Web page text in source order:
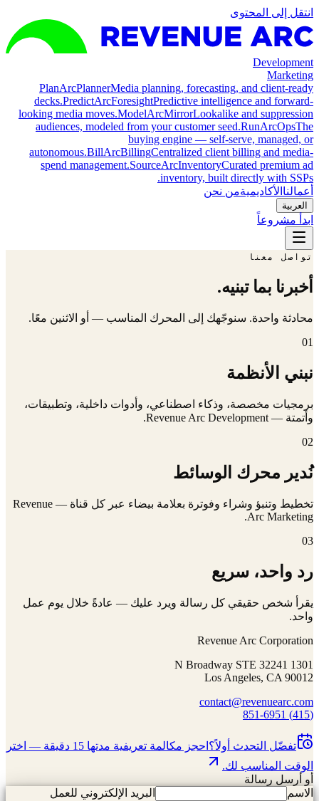
انتقل إلى المحتوى
Development
Marketing
PlanArcPlannerMedia planning, forecasting, and client-ready
decks.PredictArcForesightPredictive intelligence and forward-
looking media moves.ModelArcMirrorLookalike and suppression
audiences, modeled from your customer seed.RunArcOpsThe
buying engine — self-serve, managed, or
autonomous.BillArcBillingCentralized client billing and media-
spend management.SourceArcInventoryCurated premium ad
inventory, built directly with SSPs.
أعمالناالأكاديميةمن نحن
العربية
ابدأ مشروعاً
تواصل معنا
أخبرنا بما تبنيه.
محادثة واحدة. سنوجّهك إلى المحرك المناسب — أو الاثنين معًا.
01
نبني الأنظمة
برمجيات مخصصة، وذكاء اصطناعي، وأدوات داخلية، وتطبيقات،
وأتمتة — Revenue Arc Development.
02
نُدير محرك الوسائط
تخطيط وتنبؤ وشراء وفوترة بعلامة بيضاء عبر كل قناة — Revenue
Arc Marketing.
03
رد واحد، سريع
يقرأ شخص حقيقي كل رسالة ويرد عليك — عادةً خلال يوم عمل
واحد.
Revenue Arc Corporation
1301 N Broadway STE 32241
Los Angeles, CA 90012
contact@revenuearc.com
(415) 851-6951
تفضّل التحدث أولاً؟
احجز مكالمة تعريفية مدتها 15 دقيقة — اختر
الوقت المناسب لك.
أو أرسل رسالة
الاسم
البريد الإلكتروني للعمل